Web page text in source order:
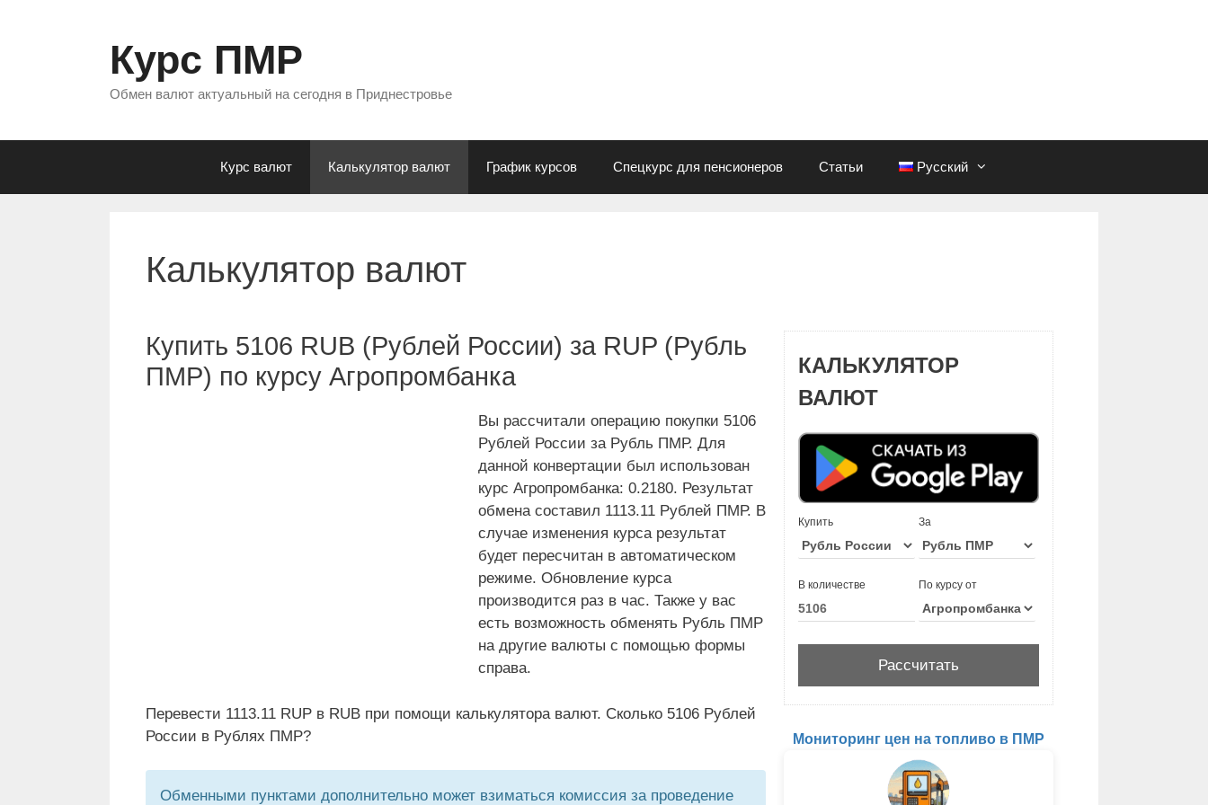
Курс ПМР
Обмен валют актуальный на сегодня в Приднестровье
Курс валют Калькулятор валют График курсов Спецкурс для пенсионеров Статьи Русский
Калькулятор валют
Купить 5106 RUB (Рублей России) за RUP (Рубль
ПМР) по курсу Агропромбанка
Вы рассчитали операцию покупки 5106
Рублей России за Рубль ПМР. Для
данной конвертации был использован
курс Агропромбанка: 0.2180. Результат
обмена составил 1113.11 Рублей ПМР. В
случае изменения курса результат
будет пересчитан в автоматическом
режиме. Обновление курса
производится раз в час. Также у вас
есть возможность обменять Рубль ПМР
на другие валюты с помощью формы
справа.
Перевести 1113.11 RUP в RUB при помощи калькулятора валют. Сколько 5106 Рублей
России в Рублях ПМР?
Обменными пунктами дополнительно может взиматься комиссия за проведение
КАЛЬКУЛЯТОР
ВАЛЮТ
Купить За
В количестве По курсу от
Мониторинг цен на топливо в ПМР